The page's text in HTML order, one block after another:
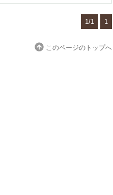
1/1 1
このページのトップへ